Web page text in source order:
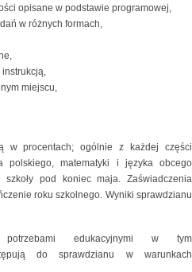
opisane w podstawie programowej,
w różnych formach,
miejscu,
w procentach; ogólnie z każdej części
polskiego, matematyki i języka obcego
pod koniec maja. Zaświadczenia
roku szkolnego. Wyniki sprawdzianu
edukacyjnymi w tym
do sprawdzianu w warunkach